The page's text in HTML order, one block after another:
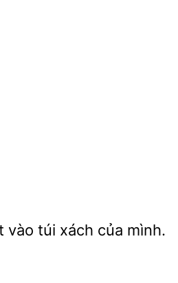
vào túi xách của mình.